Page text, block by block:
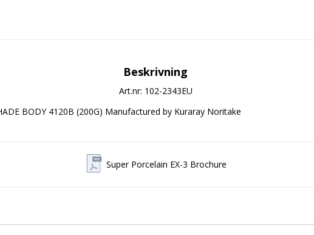
Beskrivning
Art.nr: 102-2343EU
BODY 4120B (200G) Manufactured by Kuraray Noritake
Super Porcelain EX-3 Brochure